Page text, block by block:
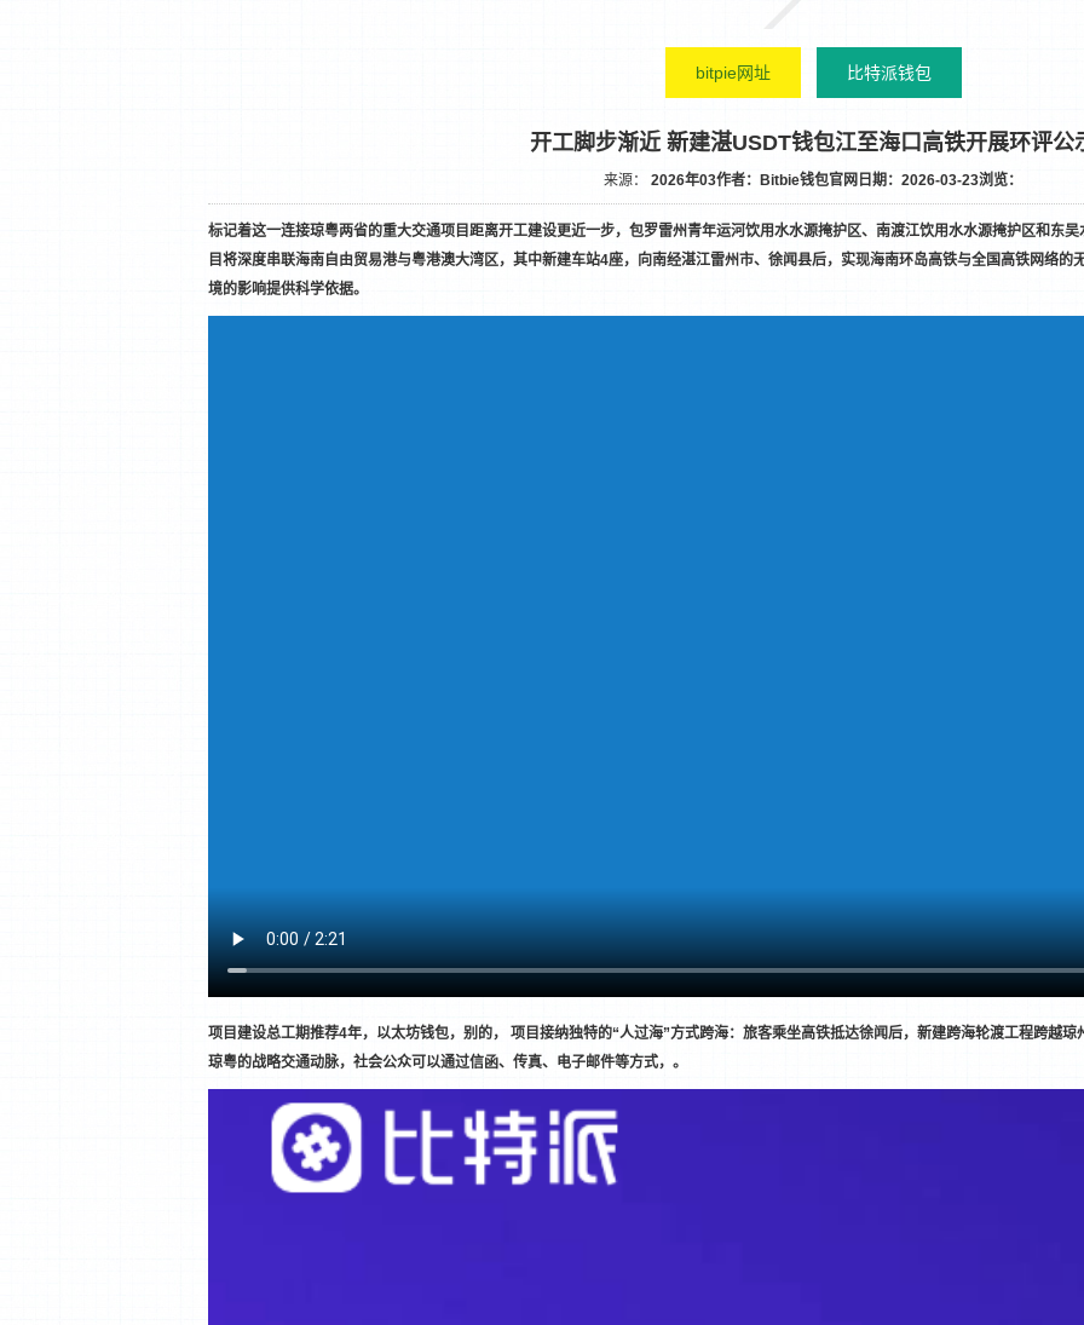
bitpie网址 比特派钱包
开工脚步渐近 新建湛USDT钱包江至海口高铁开展环评公
来源： 2026年03作者：Bitbie钱包官网 日期：2026-03-23浏览：
标记着这一连接琼粤两省的重大交通项目距离开工建设更近一步，包罗雷州青年运河饮用水水源掩护区、南渡江饮用水水源掩护区和东
目将深度串联海南自由贸易港与粤港澳大湾区，其中新建车站4座，向南经湛江雷州市、徐闻县后，实现海南环岛高铁与全国高铁网络
境的影响提供科学依据。
项目建设总工期推荐4年，以太坊钱包，别的， 项目接纳独特的“人过海”方式跨海：旅客乘坐高铁抵达徐闻后，新建跨海轮渡工程跨越
琼粤的战略交通动脉，社会公众可以通过信函、传真、电子邮件等方式，。